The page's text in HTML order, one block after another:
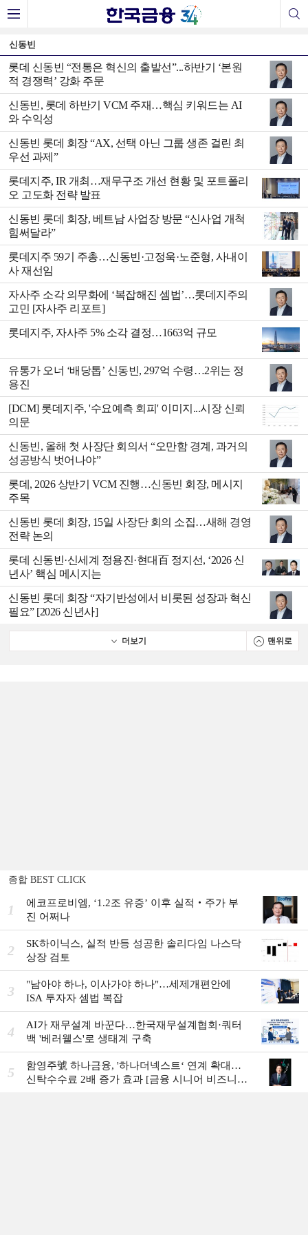
신동빈
롯데 신동빈 “전통은 혁신의 출발선”...하반기 ‘본원
적 경쟁력’ 강화 주문
신동빈, 롯데 하반기 VCM 주재…핵심 키워드는 AI
와 수익성
신동빈 롯데 회장 “AX, 선택 아닌 그룹 생존 걸린 최
우선 과제”
롯데지주, IR 개최…재무구조 개선 현황 및 포트폴리
오 고도화 전략 발표
신동빈 롯데 회장, 베트남 사업장 방문 “신사업 개척
힘써달라”
롯데지주 59기 주총…신동빈·고정욱·노준형, 사내이
사 재선임
자사주 소각 의무화에 ‘복잡해진 셈법’…롯데지주의
고민 [자사주 리포트]
롯데지주, 자사주 5% 소각 결정…1663억 규모
유통가 오너 ‘배당톱’ 신동빈, 297억 수령…2위는 정
용진
[DCM] 롯데지주, '수요예측 회피' 이미지...시장 신뢰
의문
신동빈, 올해 첫 사장단 회의서 “오만함 경계, 과거의
성공방식 벗어나야”
롯데, 2026 상반기 VCM 진행…신동빈 회장, 메시지
주목
신동빈 롯데 회장, 15일 사장단 회의 소집…새해 경영
전략 논의
롯데 신동빈·신세계 정용진·현대百 정지선, ‘2026 신
년사’ 핵심 메시지는
신동빈 롯데 회장 “자기반성에서 비롯된 성장과 혁신
필요” [2026 신년사]
더보기 맨위로
종합 BEST CLICK
1
에코프로비엠, ‘1.2조 유증’ 이후 실적‧주가 부
진 어쩌나
2
SK하이닉스, 실적 반등 성공한 솔리다임 나스닥
상장 검토
3
"남아야 하나, 이사가야 하나"…세제개편안에
ISA 투자자 셈법 복잡
4
AI가 재무설계 바꾼다…한국재무설계협회·쿼터
백 '베러웰스'로 생태계 구축
5
함영주號 하나금융, '하나더넥스트‘ 연계 확대…
신탁수수료 2배 증가 효과 [금융 시니어 비즈니스